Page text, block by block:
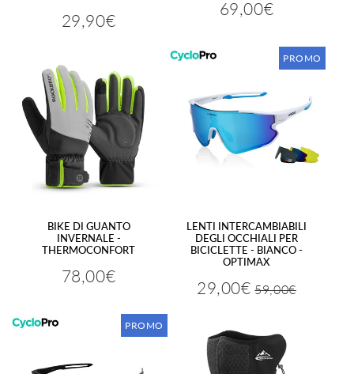
Prezzo
29,90€
Prezzo
69,00€
BIKE DI GUANTO
INVERNALE -
THERMOCONFORT
Prezzo
78,00€
PROMO
LENTI INTERCAMBIABILI
DEGLI OCCHIALI PER
BICICLETTE - BIANCO -
OPTIMAX
Prezzo
29,00€ 29,00€
Prezzo
59,00€59,00€
PROMO